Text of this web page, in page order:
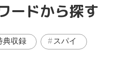
ードから探す
典収録 スパイ